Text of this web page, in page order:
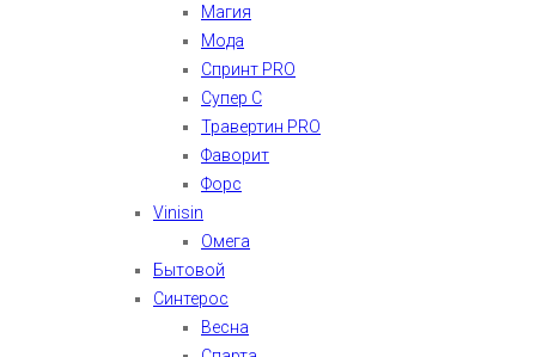
Магия
Мода
Спринт PRO
Супер С
Травертин PRO
Фаворит
Форс
Vinisin
Омега
Бытовой
Синтерос
Весна